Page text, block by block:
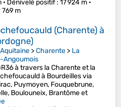
• Dénivelé positif: 17 924 m •
769 m
(Charente) à
>Charente > La
Angoumois
à travers la Charente et la
à Bourdeilles via
Puymoyen, Fouquebrune,
Boulouneix, Brantôme et